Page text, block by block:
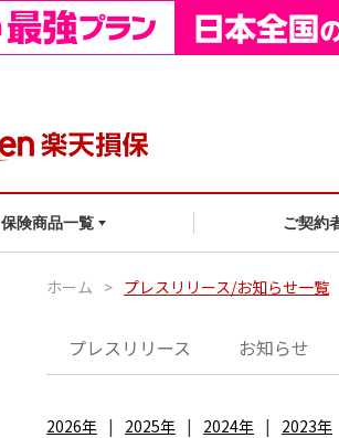
保険商品一覧 ご契約
ホーム > プレスリリース/お知らせ一覧
プレスリリース お知らせ
2026年 2025年 2024年 2023年